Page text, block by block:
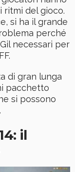
del gioco.
si ha il grande
perché
necessari per
di gran lunga
pacchetto
si possono
il